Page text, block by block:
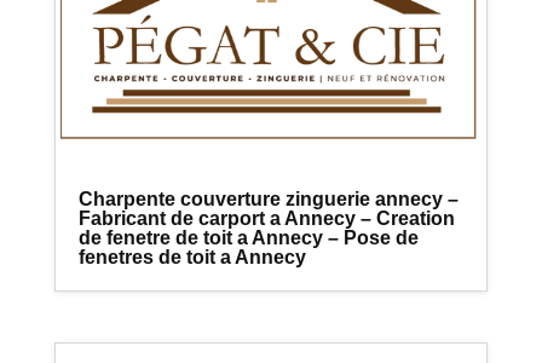
Charpente couverture zinguerie annecy –
Fabricant de carport a Annecy – Creation
de fenetre de toit a Annecy – Pose de
fenetres de toit a Annecy